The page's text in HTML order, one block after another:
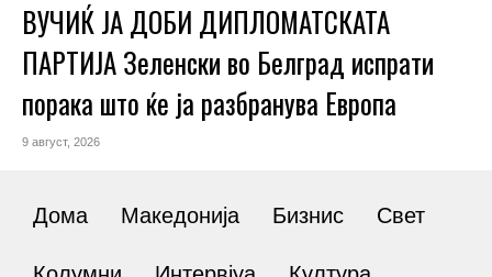
ВУЧИЌ ЈА ДОБИ ДИПЛОМАТСКАТА
ПАРТИЈА Зеленски во Белград испрати
порака што ќе ја разбранува Европа
9 август, 2026
Дома Македонија Бизнис Свет